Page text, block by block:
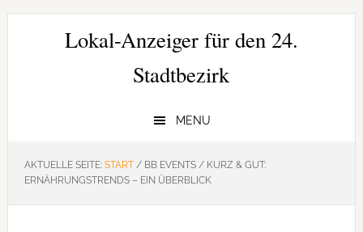
Zur
Hauptnavigation
Zum
Zur
SeitenspalteLokal-Anzeiger für den 24.
Stadtbezirk
MENU
AKTUELLE SEITE: START /BB EVENTS /KURZ & GUT:
ERNÄHRUNGSTRENDS – EIN ÜBERBLICK